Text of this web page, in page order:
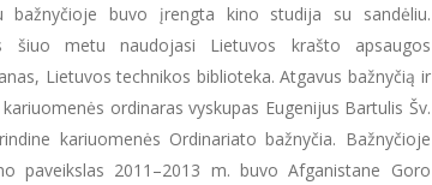
bažnyčioje buvo įrengta kino studija su sandėliu.
šiuo metu naudojasi Lietuvos krašto apsaugos
Lietuvos technikos biblioteka. Atgavus bažnyčią ir
ordinaras vyskupas Eugenijus Bartulis Šv.
kariuomenės Ordinariato bažnyčia. Bažnyčioje
paveikslas 2011–2013 m. buvo Afganistane Goro